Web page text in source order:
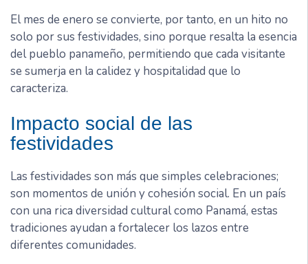
El mes de enero se convierte, por tanto, en un hito no
solo por sus festividades, sino porque resalta la esencia
del pueblo panameño, permitiendo que cada visitante
se sumerja en la calidez y hospitalidad que lo
caracteriza.
Impacto social de las
festividades
Las festividades son más que simples celebraciones;
son momentos de unión y cohesión social. En un país
con una rica diversidad cultural como Panamá, estas
tradiciones ayudan a fortalecer los lazos entre
diferentes comunidades.